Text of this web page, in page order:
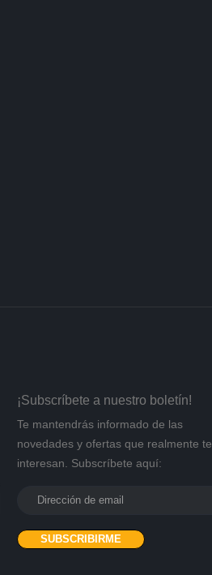
¡Subscríbete a nuestro boletín!
Te mantendrás informado de las
novedades y ofertas que realmente te
interesan. Subscríbete aquí: